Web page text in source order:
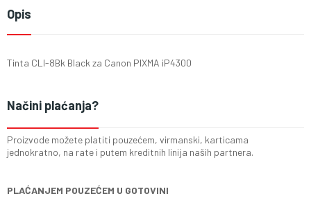
Opis
Tinta CLI-8Bk Black za Canon PIXMA iP4300
Načini plaćanja?
Proizvode možete platiti pouzećem, virmanski, karticama
jednokratno, na rate i putem kreditnih linija naših partnera.
PLAĆANJEM POUZEĆEM U GOTOVINI